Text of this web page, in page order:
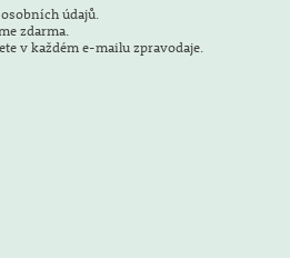
údajů.
zdarma.
v každém e-mailu zpravodaje.